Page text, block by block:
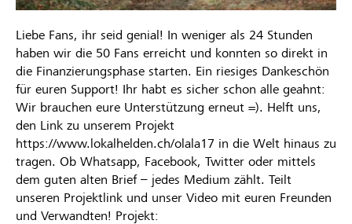
Liebe Fans, ihr seid genial! In weniger als 24 Stunden
haben wir die 50 Fans erreicht und konnten so direkt in
die Finanzierungsphase starten. Ein riesiges Dankeschön
für euren Support! Ihr habt es sicher schon alle geahnt:
Wir brauchen eure Unterstützung erneut =). Helft uns,
den Link zu unserem Projekt
https://www.lokalhelden.ch/olala17 in die Welt hinaus zu
tragen. Ob Whatsapp, Facebook, Twitter oder mittels
dem guten alten Brief – jedes Medium zählt. Teilt
unseren Projektlink und unser Video mit euren Freunden
und Verwandten! Projekt: